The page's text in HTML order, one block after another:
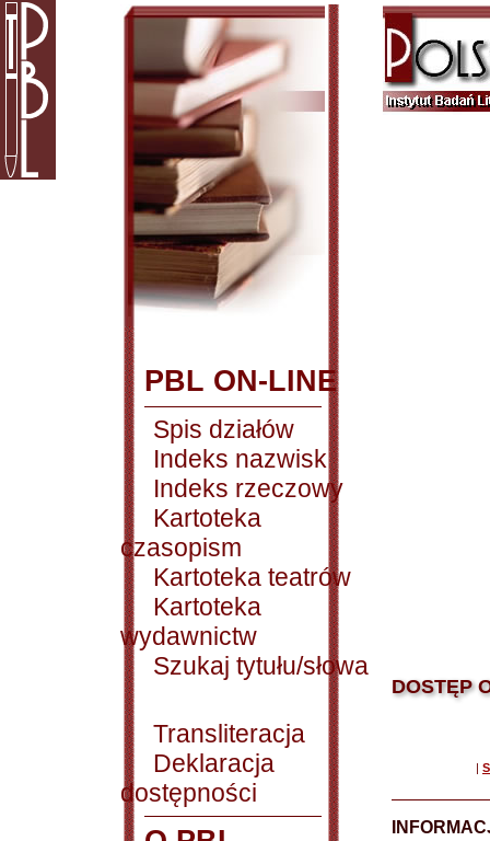
PBL ON-LINE
Spis działów
Indeks nazwisk
Indeks rzeczowy
Kartoteka
czasopism
Kartoteka teatrów
Kartoteka
wydawnictw
Szukaj tytułu/słowa
Transliteracja
Deklaracja
dostępności
DOSTĘP
|